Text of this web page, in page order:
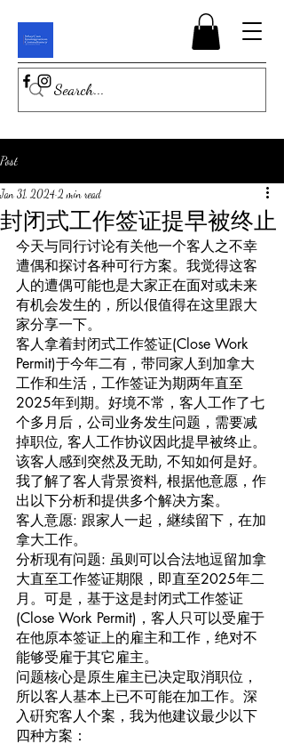
Post
封闭式工作签证提早被终止
Jan 31, 2024 2 min read
今天与同行讨论有关他一个客人之不幸
遭偶和探讨各种可行方案。我觉得这客
人的遭偶可能也是大家正在面对或未来
有机会发生的，所以佷值得在这里跟大
家分享一下。
客人拿着封闭式工作签证(Close Work
Permit)于今年二有，带同家人到加拿大
工作和生活，工作签证为期两年直至
2025年到期。好境不常，客人工作了七
个多月后，公司业务发生问题，需要减
掉职位, 客人工作协议因此提早被终止。
该客人感到突然及无助, 不知如何是好。
我了解了客人背景资料, 根据他意愿，作
出以下分析和提供多个解决方案。
客人意愿: 跟家人一起，継续留下，在加
拿大工作。
分析现有问题: 虽则可以合法地逗留加拿
大直至工作签证期限，即直至2025年二
月。可是，基于这是封闭式工作签证
(Close Work Permit)，客人只可以受雇于
在他原本签证上的雇主和工作，绝对不
能够受雇于其它雇主。
问题核心是原生雇主已决定取消职位，
所以客人基本上已不可能在加工作。深
入硏究客人个案，我为他建议最少以下
四种方案：